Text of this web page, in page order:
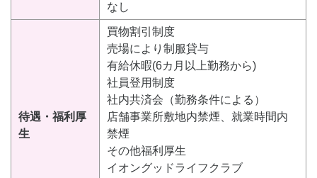
なし
待遇・福利厚
生
買物割引制度
売場により制服貸与
有給休暇(6カ月以上勤務から)
社員登用制度
社内共済会（勤務条件による）
店舗事業所敷地内禁煙、就業時間内
禁煙
その他福利厚生
イオングッドライフクラブ